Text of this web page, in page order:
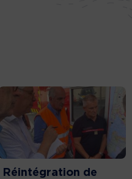
Réintégration de